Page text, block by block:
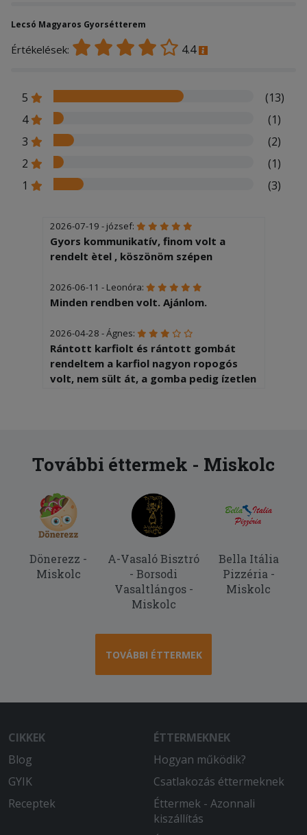
Lecsó Magyaros Gyorsétterem
Értékelések: 4.4
5
(13)
4
(1)
3
(2)
2
(1)
1
(3)
2026-07-19 - józsef:
Gyors kommunikatív, finom volt a
rendelt ètel , köszönöm szépen
2026-06-11 - Leonóra:
Minden rendben volt. Ajánlom.
2026-04-28 - Ágnes:
Rántott karfiolt és rántott gombát
rendeltem a karfiol nagyon ropogós
volt, nem sült át, a gomba pedig ízetlen
ráadásul nagyon finom is volt.
A kiszállítás nagyon gyors volt. Az étel
a megszokott magyaros ízvilágot
tükrözte.
2025-09-05 - Anna:
Minden rendben volt, hamar ki is
szállították. Meleg volt az étel és finom
2025-08-29 - Anikó:
Tehetetlenül rossz volt a főzelék, iiszta
Hideg volt minden étel !
pizza tészta nem volt rendesen
megsütve. Ízre mind a kettő jó volt.
További éttermek - Miskolc
Dönerezz -
Miskolc
A-Vasaló Bisztró
- Borsodi
Vasaltlángos -
Miskolc
Bella Itália
Pizzéria -
Miskolc
TOVÁBBI ÉTTERMEK
CIKKEK
Blog
GYIK
Receptek
ÉTTERMEKNEK
Hogyan működik?
Csatlakozás éttermeknek
Éttermek - Azonnali
kiszállítás